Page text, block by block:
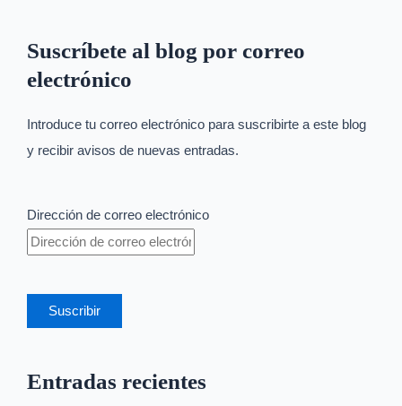
Suscríbete al blog por correo
electrónico
Introduce tu correo electrónico para suscribirte a este blog
y recibir avisos de nuevas entradas.
Dirección de correo electrónico
Suscribir
Entradas recientes